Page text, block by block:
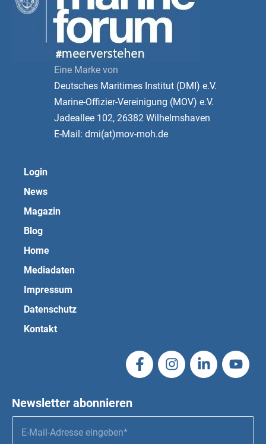
Eine Marke von
Deutsches Maritimes Institut (DMI) e.V.
Marine-Offizier-Vereinigung (MOV) e.V.
Jadeallee 102, 26382 Wilhelmshaven
E-Mail: dmi(at)mov-moh.de
Login
News
Magazin
Blog
Home
Mediadaten
Impressum
Datenschutz
Kontakt
Newsletter abonnieren